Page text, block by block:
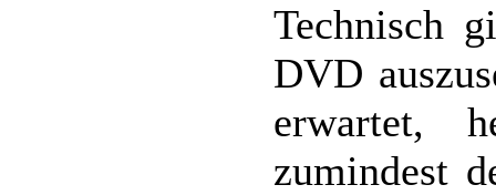
Technisch
DVD
erwartet,
zumindest